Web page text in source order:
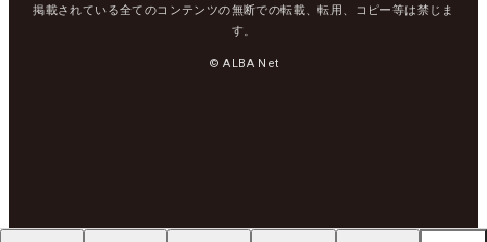
掲載されている全てのコンテンツの無断での転載、転用、コピー等は禁じま
す。
© ALBA Net